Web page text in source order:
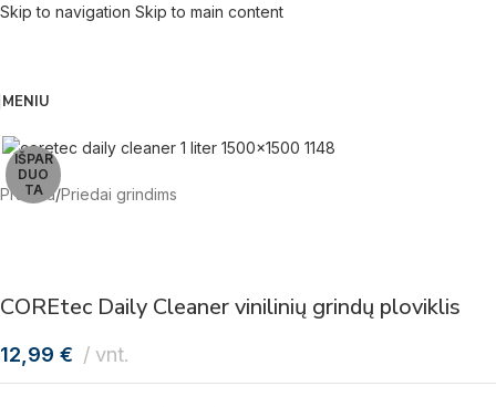
Skip to navigation Skip to main content
MENIU
IŠPAR
DUO
TA
Pradžia/Priedai grindims
COREtec Daily Cleaner vinilinių grindų ploviklis
12,99 € vnt.